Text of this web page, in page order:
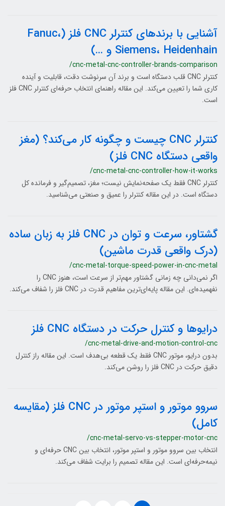
آشنایی با برندهای کنترلر CNC فلز (Fanuc،
Siemens، Heidenhain و …)
/cnc-metal-cnc-controller-brands-comparison
کنترلر CNC قلب دستگاه است و برند آن سرنوشت دقت، قابلیت و آینده
کاری شما را تعیین می‌کند. این مقاله راهنمای انتخاب حرفه‌ای کنترلر CNC فلز
است.
کنترلر CNC چیست و چگونه کار می‌کند؟ (مغز
واقعی دستگاه CNC فلز)
/cnc-metal-cnc-controller-how-it-works
کنترلر CNC فقط یک صفحه‌نمایش نیست؛ مغز، تصمیم‌گیر و فرمانده کل
دستگاه است. در این مقاله کنترلر را عمیق و صنعتی می‌شناسید.
گشتاور، سرعت و توان در CNC فلز به زبان ساده
(درک واقعی قدرت ماشین)
/cnc-metal-torque-speed-power-in-cnc-metal
اگر نمی‌دانی چه زمانی گشتاور مهم‌تر از سرعت است، هنوز CNC را
نفهمیده‌ای. این مقاله پایه‌ای‌ترین مفاهیم قدرت در CNC فلز را شفاف می‌کند.
درایوها و کنترل حرکت در دستگاه CNC فلز
/cnc-metal-drive-and-motion-control-cnc
بدون درایو، موتور CNC فقط یک قطعه بی‌هدف است. این مقاله راز کنترل
دقیق حرکت در CNC فلز را روشن می‌کند.
سروو موتور و استپر موتور در CNC فلز (مقایسه
کامل)
/cnc-metal-servo-vs-stepper-motor-cnc
انتخاب بین سروو موتور و استپر موتور، انتخاب بین CNC حرفه‌ای و
نیمه‌حرفه‌ای است. این مقاله تصمیم را برایت شفاف می‌کند.